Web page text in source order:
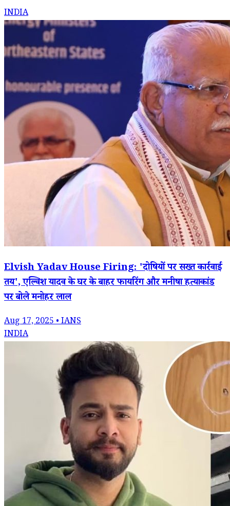
INDIA
Elvish Yadav House Firing: 'दोषियों पर सख्त कार्रवाई
तय', एल्विश यादव के घर के बाहर फायरिंग और मनीषा हत्याकांड
पर बोले मनोहर लाल
Aug 17, 2025 • IANS
INDIA